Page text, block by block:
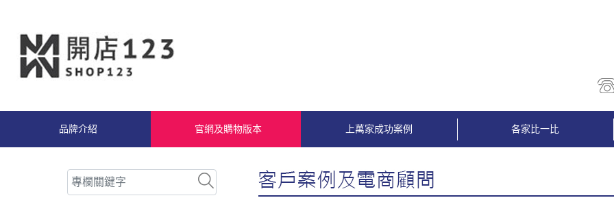
品牌介紹 官網及購物版本 上萬家成功案例 各家比一比